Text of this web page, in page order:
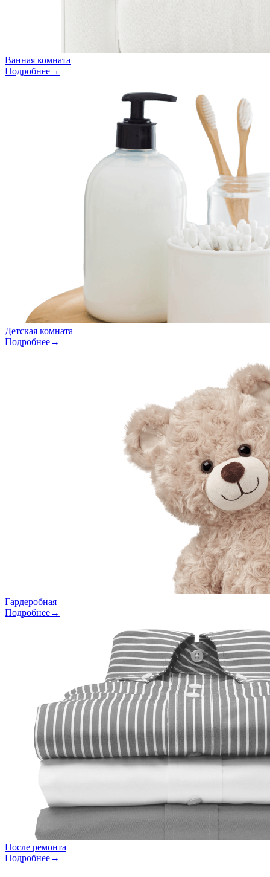
Ванная комната
Подробнее→
Детская комната
Подробнее→
Гардеробная
Подробнее→
После ремонта
Подробнее→